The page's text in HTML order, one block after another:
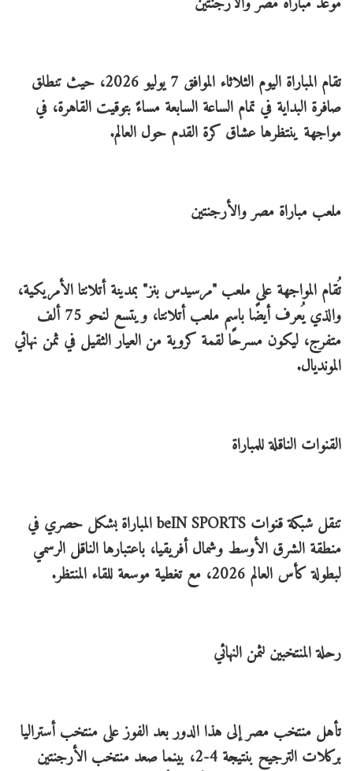
تقام المباراة اليوم الثلاثاء الموافق 7 يوليو 2026، حيث تنطلق
صافرة البداية في تمام الساعة السابعة مساءً بتوقيت القاهرة، في
مواجهة ينتظرها عشاق كرة القدم حول العالم.
ملعب مباراة مصر والأرجنتين
تُقام المواجهة على ملعب "مرسيدس بنز" بمدينة أتلانتا الأمريكية،
والذي يُعرف أيضًا باسم ملعب أتلانتا، ويتسع لنحو 75 ألف
متفرج، ليكون مسرحًا لقمة كروية من العيار الثقيل في ثمن نهائي
المونديال.
القنوات الناقلة للمباراة
تنقل شبكة قنوات beIN SPORTS المباراة بشكل حصري في
منطقة الشرق الأوسط وشمال أفريقيا، باعتبارها الناقل الرسمي
لبطولة كأس العالم 2026، مع تغطية موسعة للقاء المنتظر.
رحلة المنتخبين لثمن النهائي
تأهل منتخب مصر إلى هذا الدور بعد الفوز على منتخب أستراليا
بركلات الترجيح بنتيجة 4-2، بينما صعد منتخب الأرجنتين